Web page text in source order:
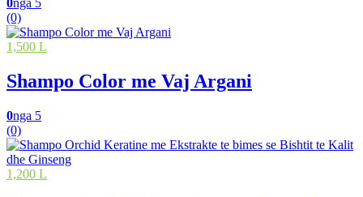
0nga 5
(0)
1,500 L
Shampo Color me Vaj Argani
0nga 5
(0)
1,200 L